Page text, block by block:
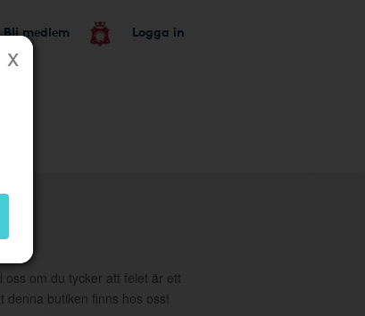
Bli medlem Logga in
om du tycker att felet är ett
butiken finns hos oss!